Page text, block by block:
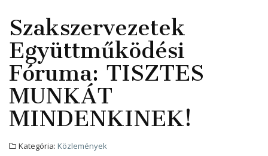
Szakszervezetek
Együttműködési
Fóruma: TISZTES
MUNKÁT
MINDENKINEK!
Kategória: Közlemények